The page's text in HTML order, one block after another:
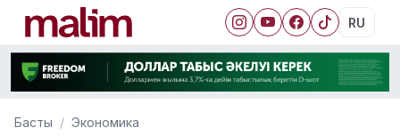
RU
Басты Экономика